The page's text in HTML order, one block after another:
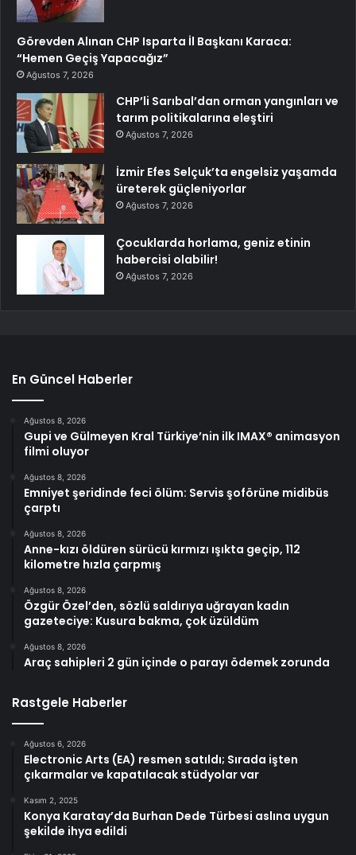
Görevden Alınan CHP Isparta İl Başkanı Karaca:
“Hemen Geçiş Yapacağız”
Ağustos 7, 2026
CHP’li Sarıbal’dan orman yangınları ve
tarım politikalarına eleştiri
Ağustos 7, 2026
İzmir Efes Selçuk’ta engelsiz yaşamda
üreterek güçleniyorlar
Ağustos 7, 2026
Çocuklarda horlama, geniz etinin
habercisi olabilir!
Ağustos 7, 2026
En Güncel Haberler
Ağustos 8, 2026
Gupi ve Gülmeyen Kral Türkiye’nin ilk IMAX® animasyon
filmi oluyor
Ağustos 8, 2026
Emniyet şeridinde feci ölüm: Servis şoförüne midibüs
çarptı
Ağustos 8, 2026
Anne-kızı öldüren sürücü kırmızı ışıkta geçip, 112
kilometre hızla çarpmış
Ağustos 8, 2026
Özgür Özel’den, sözlü saldırıya uğrayan kadın
gazeteciye: Kusura bakma, çok üzüldüm
Ağustos 8, 2026
Araç sahipleri 2 gün içinde o parayı ödemek zorunda
Rastgele Haberler
Ağustos 6, 2026
Electronic Arts (EA) resmen satıldı; Sırada işten
çıkarmalar ve kapatılacak stüdyolar var
Kasım 2, 2025
Konya Karatay’da Burhan Dede Türbesi aslına uygun
şekilde ihya edildi